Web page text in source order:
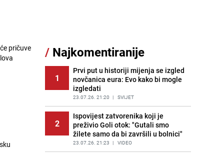
pričuve
Novog
BOSNA I HERCEGOVINA
12
Pojavili su vam se mravi u kući? Bez
brige, ovo su najbolji načini da ih se
riješite
PRIJE 2 DANA | ŽIVOT I STIL
13
Kao iz slastičarne: Rolada od
čokolade i kokosa bez pečenja,
jednostavan desert bez imalo muke
PRIJE 1 DAN | RECEPTI
/ Najkomentiranije
1
Prvi put u historiji mijenja se izgled
novčanica eura: Evo kako bi mogle
izgledati
23.07.26. 21:20 | SVIJET
2
Ispovijest zatvorenika koji je
preživio Goli otok: "Gutali smo
žilete samo da bi završili u bolnici"
23.07.26. 21:23 | VIDEO